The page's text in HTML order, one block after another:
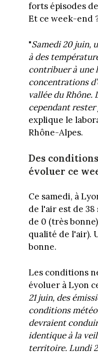
forts épisodes
Et ce week-end
"Samedi 20 juin,
à des
contribuer à une
concentrations
vallée du Rhône.
cependant
explique le
Rhône-Alpes.
Des
évoluer ce
Ce samedi, à
de l'air est de
de 0 (très
qualité de l'air).
bonne.
Les conditions
évoluer à Lyon
21 juin, des
conditions
devraient
identique à la
territoire. Lundi